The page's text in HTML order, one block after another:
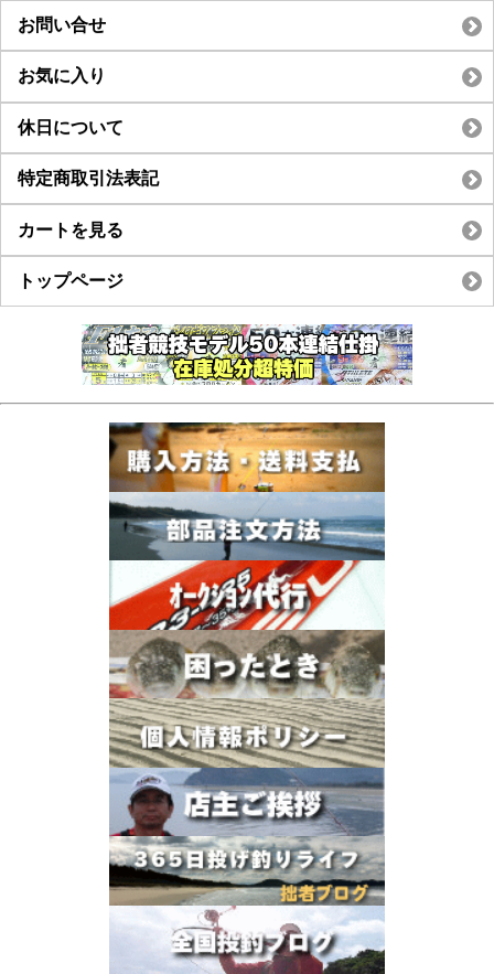
お問い合せ
お気に入り
休日について
特定商取引法表記
カートを見る
トップページ